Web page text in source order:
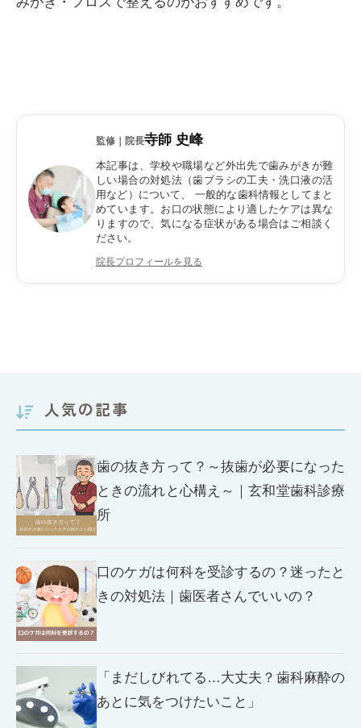
監修｜院長寺師 史峰
本記事は、学校や職場など外出先で歯みがきが難
しい場合の対処法（歯ブラシの工夫・洗口液の活
用など）について、 一般的な歯科情報としてまと
めています。お口の状態により適したケアは異な
りますので、気になる症状がある場合はご相談く
ださい。
院長プロフィールを見る
人気の記事
歯の抜き方って？～抜歯が必要になった
ときの流れと心構え～｜玄和堂歯科診療
所
口のケガは何科を受診するの？迷ったと
きの対処法｜歯医者さんでいいの？
「まだしびれてる…大丈夫？歯科麻酔の
あとに気をつけたいこと」